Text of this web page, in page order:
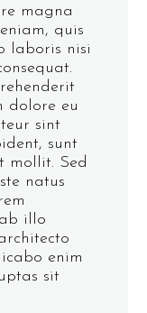
magna
quis
laboris nisi
dolore eu
sint
sunt
mollit. Sed
natus
illo
enim
sit